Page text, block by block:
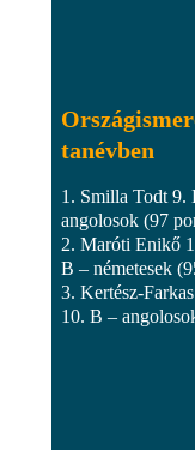
tanévben
1. Smilla Todt 9.
angolosok (97
2. Maróti Enikő
B – németesek
3. Kertész-
10. B –